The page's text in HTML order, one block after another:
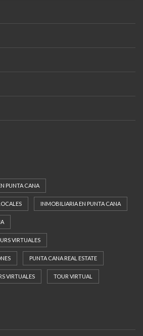
PUNTA CANA
INMOBILIARIA EN PUNTA CANA
VIRTUALES
PUNTA CANA REAL ESTATE
VIRTUALES TOUR VIRTUAL